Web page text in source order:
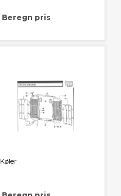
Beregn pris
Køler